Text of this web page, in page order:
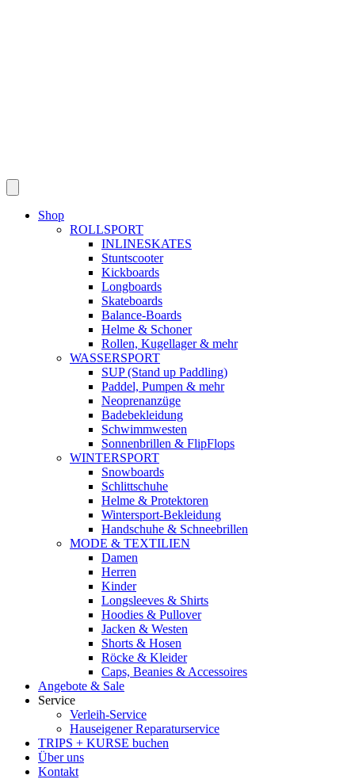
Shop
ROLLSPORT
INLINESKATES
Stuntscooter
Kickboards
Longboards
Skateboards
Balance-Boards
Helme & Schoner
Rollen, Kugellager & mehr
WASSERSPORT
SUP (Stand up Paddling)
Paddel, Pumpen & mehr
Neoprenanzüge
Badebekleidung
Schwimmwesten
Sonnenbrillen & FlipFlops
WINTERSPORT
Snowboards
Schlittschuhe
Helme & Protektoren
Wintersport-Bekleidung
Handschuhe & Schneebrillen
MODE & TEXTILIEN
Damen
Herren
Kinder
Longsleeves & Shirts
Hoodies & Pullover
Jacken & Westen
Shorts & Hosen
Röcke & Kleider
Caps, Beanies & Accessoires
Angebote & Sale
Service
Verleih-Service
Hauseigener Reparaturservice
TRIPS + KURSE buchen
Über uns
Kontakt